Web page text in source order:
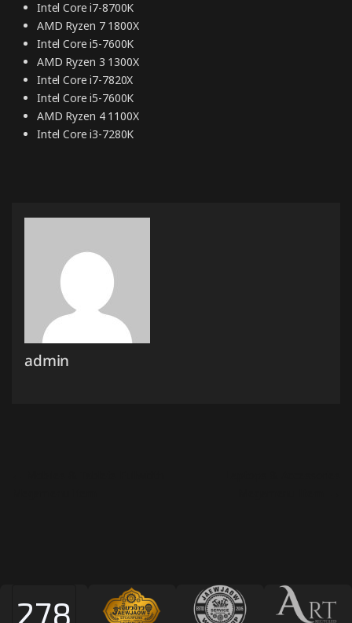
Intel Core i7-8700K
AMD Ryzen 7 1800X
Intel Core i5-7600K
AMD Ryzen 3 1300X
Intel Core i7-7820X
Intel Core i5-7600K
AMD Ryzen 4 1100X
Intel Core i3-7280K
admin
278